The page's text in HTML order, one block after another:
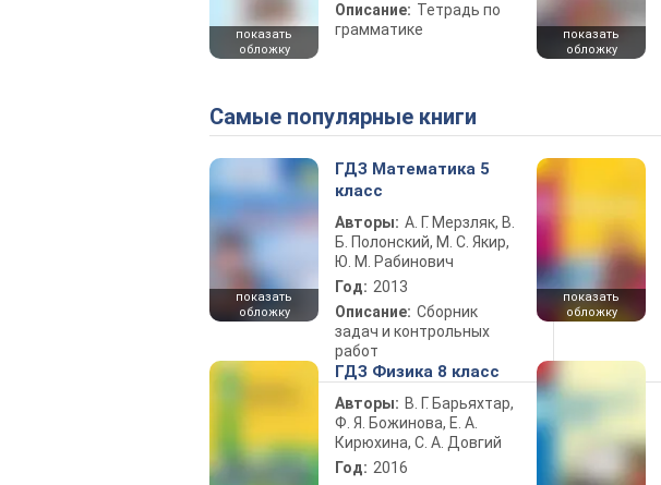
показать
обложку
Описание: Тетрадь по
грамматике
показать
обложку
Самые популярные книги
показать
обложку
ГДЗ Математика 5
класс
Авторы: А. Г. Мерзляк, В.
Б. Полонский, М. С. Якир,
Ю. М. Рабинович
Год: 2013
Описание: Сборник
задач и контрольных
работ
показать
обложку
ГДЗ Физика 8 класс
Авторы: В. Г. Барьяхтар,
Ф. Я. Божинова, Е. А.
Кирюхина, С. А. Довгий
Год: 2016